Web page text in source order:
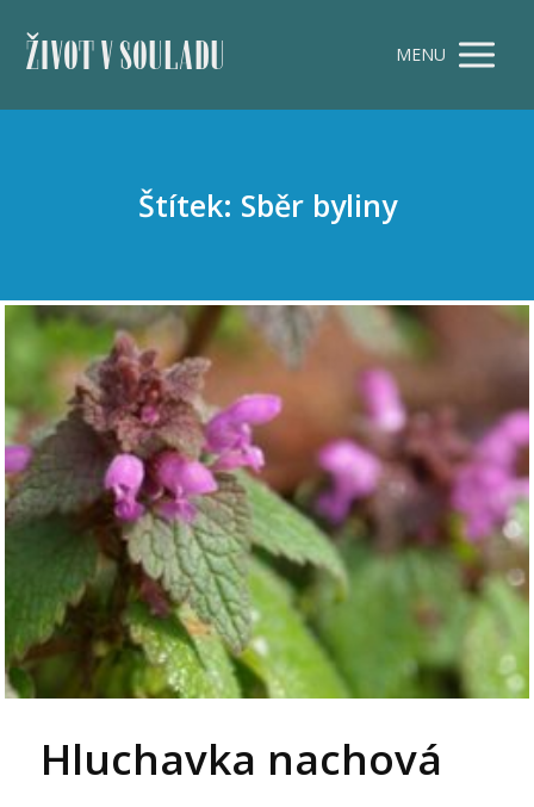
ŽIVOT V SOULADU MENU
Štítek: Sběr byliny
Hluchavka nachová